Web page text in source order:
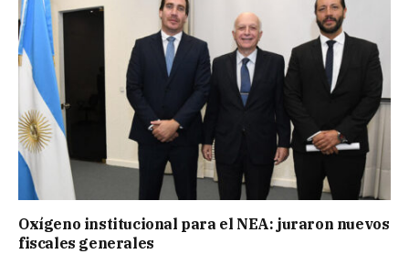
Oxígeno institucional para el NEA: juraron nuevos
fiscales generales